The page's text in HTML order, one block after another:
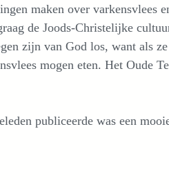
maken over varkensvlees
de Joods-Christelijke
zijn van God los, want als
mogen eten. Het Oude
publiceerde was een